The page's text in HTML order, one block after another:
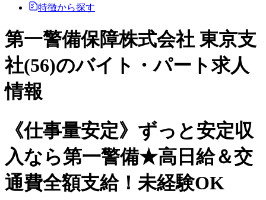
特徴から探す
第一警備保障株式会社 東京支
社(56)のバイト・パート求人
情報
《仕事量安定》ずっと安定収
入なら第一警備★高日給＆交
通費全額支給！未経験OK